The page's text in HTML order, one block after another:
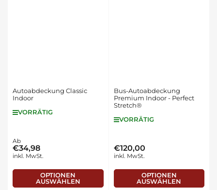
Autoabdeckung Classic
Indoor
VORRÄTIG
Normaler
Preis
Ab
€34,98
inkl. MwSt.
OPTIONEN
AUSWÄHLEN
Bus-Autoabdeckung
Premium Indoor - Perfect
Stretch®
VORRÄTIG
Normaler
Preis
€120,00
inkl. MwSt.
OPTIONEN
AUSWÄHLEN